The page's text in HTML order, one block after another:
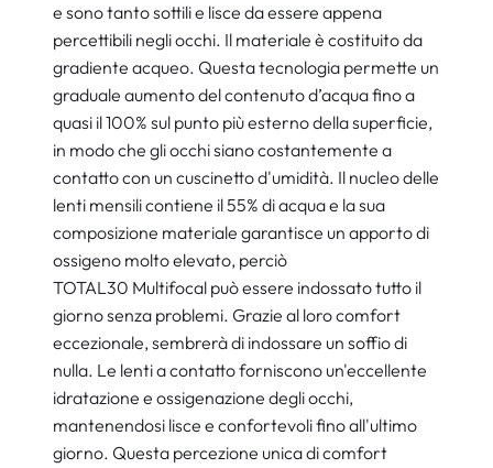
e sono tanto sottili e lisce da essere appena
percettibili negli occhi. Il materiale è costituito da
gradiente acqueo. Questa tecnologia permette un
graduale aumento del contenuto d’acqua fino a
quasi il 100% sul punto più esterno della superficie,
in modo che gli occhi siano costantemente a
contatto con un cuscinetto d'umidità. Il nucleo delle
lenti mensili contiene il 55% di acqua e la sua
composizione materiale garantisce un apporto di
ossigeno molto elevato, perciò
TOTAL30 Multifocal può essere indossato tutto il
giorno senza problemi. Grazie al loro comfort
eccezionale, sembrerà di indossare un soffio di
nulla. Le lenti a contatto forniscono un'eccellente
idratazione e ossigenazione degli occhi,
mantenendosi lisce e confortevoli fino all'ultimo
giorno. Questa percezione unica di comfort